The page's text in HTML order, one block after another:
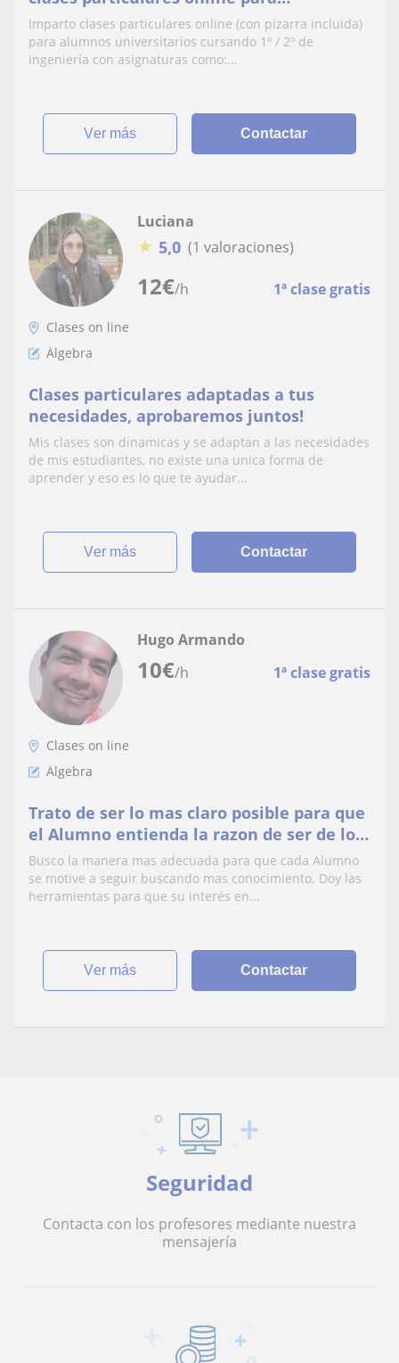
universitarios
Imparto clases particulares online (con pizarra incluida)
para alumnos universitarios cursando 1º / 2º de
ingeniería con asignaturas como:...
ver más Contactar
12€/h 1ª clase gratis
Luciana
★ 5,0 (1 valoraciones)
Clases on line
Álgebra
Clases particulares adaptadas a tus
necesidades, aprobaremos juntos!
Mis clases son dinamicas y se adaptan a las necesidades
de mis estudiantes, no existe una unica forma de
aprender y eso es lo que te ayudar...
ver más Contactar
10€/h 1ª clase gratis
Hugo Armando
Clases on line
Álgebra
Trato de ser lo mas claro posible para que
el Alumno entienda la razon de ser de lo
que esta aprendiendo
Busco la manera mas adecuada para que cada Alumno
se motive a seguir buscando mas conocimiento. Doy las
herramientas para que su interés en...
ver más Contactar
Seguridad
Contacta con los profesores mediante nuestra
mensajería